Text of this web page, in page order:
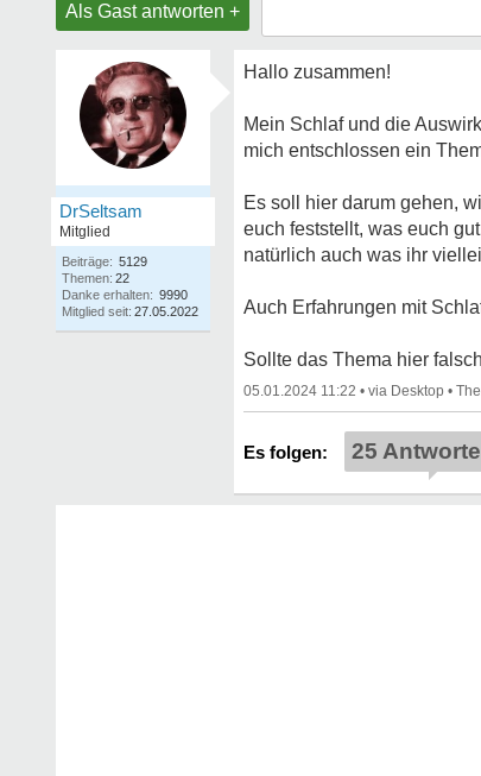
Als Gast antworten +
DrSeltsam
Mitglied
Beiträge: 5129
Themen: 22
Danke erhalten: 9990
Mitglied seit: 27.05.2022
Hallo zusammen!
Mein Schlaf und die
mich entschlossen ein
Es soll hier darum gehen,
euch feststellt, was euch
natürlich auch was ihr
Auch Erfahrungen mit
Sollte das Thema hier
05.01.2024 11:22 • •
25